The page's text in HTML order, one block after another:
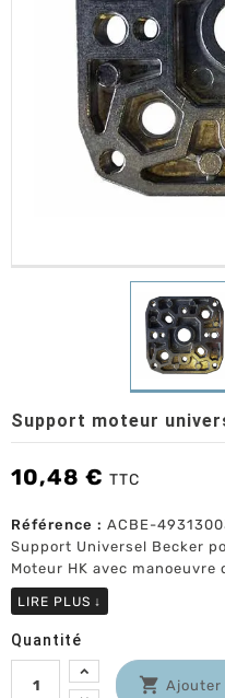
Support moteur
10,48 € TTC
Référence : ACBE-
Support Universel Becker
Moteur HK avec manoeuvre
LIRE PLUS ↓
Quantité
 Ajouter